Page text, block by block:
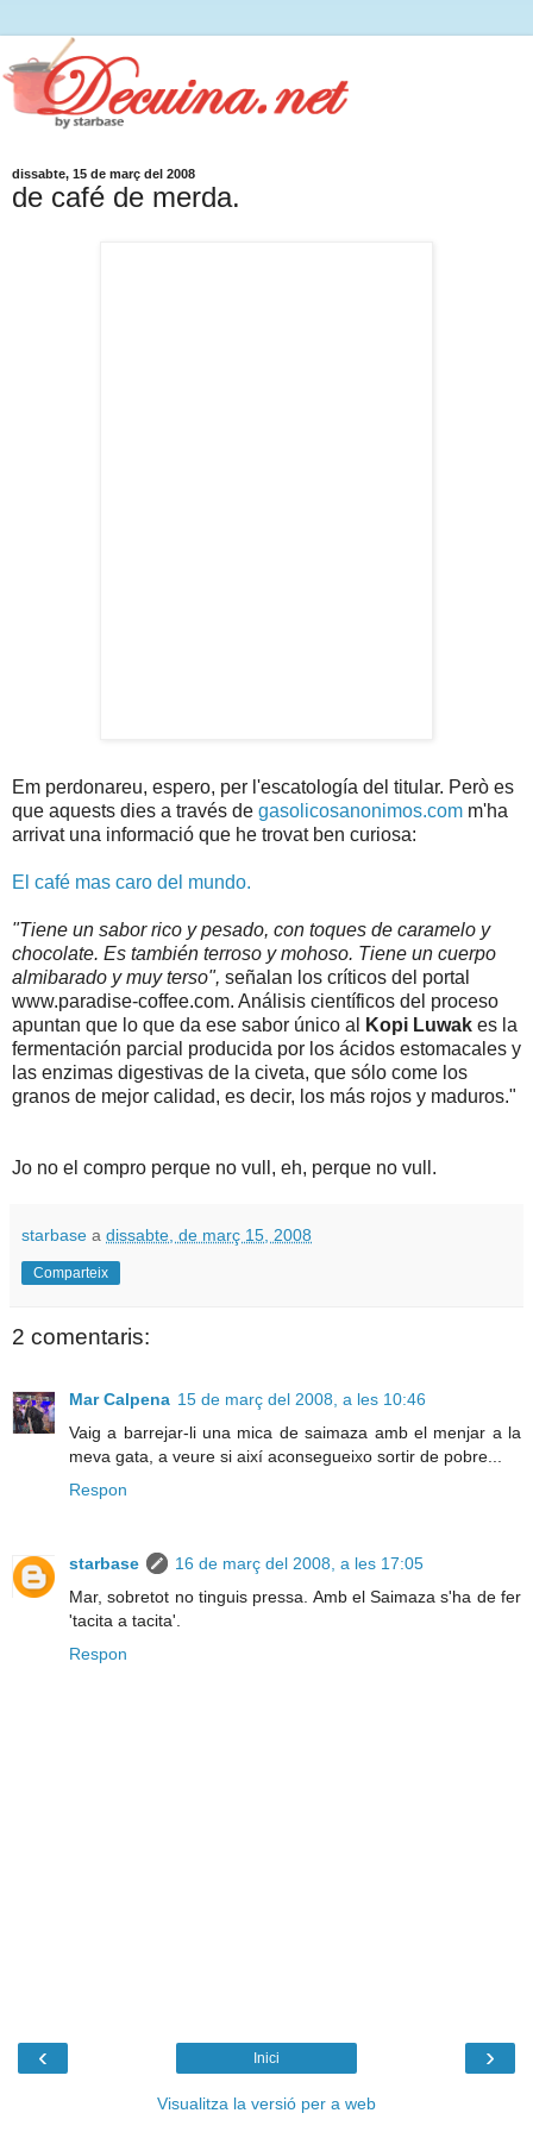
dissabte, 15 de març del 2008
de café de merda.
Em perdonareu, espero, per l'escatología del titular. Però es
que aquests dies a través de gasolicosanonimos.com m'ha
arrivat una informació que he trovat ben curiosa:
El café mas caro del mundo.
"Tiene un sabor rico y pesado, con toques de caramelo y
chocolate. Es también terroso y mohoso. Tiene un cuerpo
almibarado y muy terso", señalan los críticos del portal
www.paradise-coffee.com. Análisis científicos del proceso
apuntan que lo que da ese sabor único al
Kopi Luwak es la
fermentación parcial producida por los ácidos estomacales y
las enzimas digestivas de la civeta, que sólo come los
granos de mejor calidad, es decir, los más rojos y maduros."
Jo no el compro perque no vull, eh, perque no vull.
starbase a dissabte, de març 15, 2008
Comparteix
2 comentaris:
Mar Calpena 15 de març del 2008, a les 10:46
Vaig a barrejar-li una mica de saimaza amb el menjar a la
meva gata, a veure si així aconsegueixo sortir de pobre...
Respon
starbase
16 de març del 2008, a les 17:05
Mar, sobretot no tinguis pressa. Amb el Saimaza s'ha de fer
'tacita a tacita'.
Respon
‹ ›
Inici
Visualitza la versió per a web